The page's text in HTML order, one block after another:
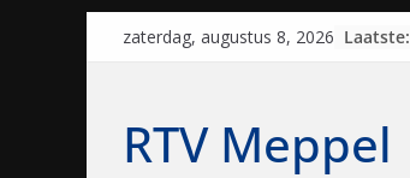
zaterdag, augustus 8, 2026 Laatste:
RTV Meppel